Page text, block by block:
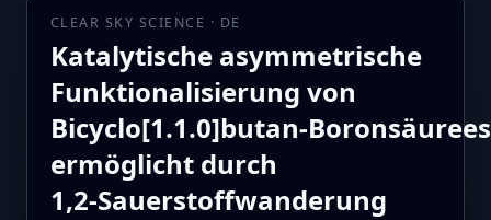
CLEAR SKY SCIENCE · DE
Katalytische asymmetrische
Funktionalisierung von
ermöglicht durch
1,2‑Sauerstoffwanderung